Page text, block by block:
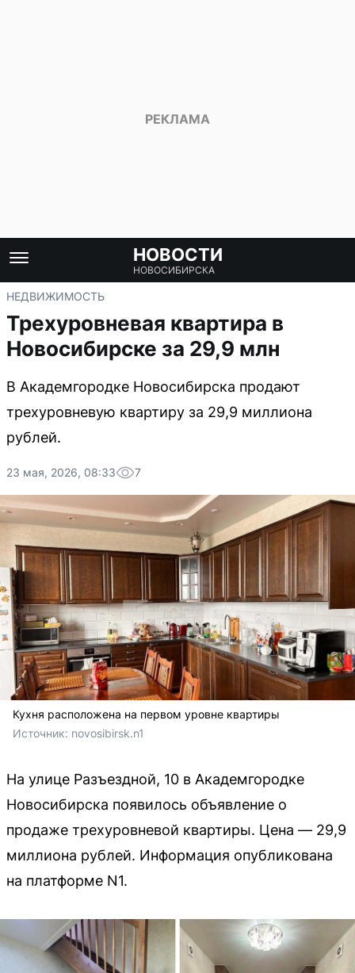
НОВОСТИ
НОВОСИБИРСКА
НЕДВИЖИМОСТЬ
Трехуровневая квартира в
Новосибирске за 29,9 млн
В Академгородке Новосибирска продают
трехуровневую квартиру за 29,9 миллиона
рублей.
23 мая, 2026, 08:33 7
Кухня расположена на первом уровне квартиры
Источник: novosibirsk.n1
На улице Разъездной, 10 в Академгородке
Новосибирска появилось объявление о
продаже трехуровневой квартиры. Цена — 29,9
миллиона рублей. Информация опубликована
на платформе N1.